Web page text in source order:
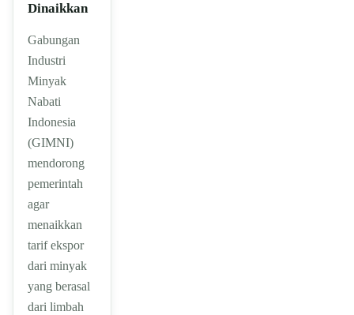
Dinaikkan
Gabungan
Industri
Minyak
Nabati
Indonesia
(GIMNI)
mendorong
pemerintah
agar
menaikkan
tarif ekspor
dari minyak
yang berasal
dari limbah